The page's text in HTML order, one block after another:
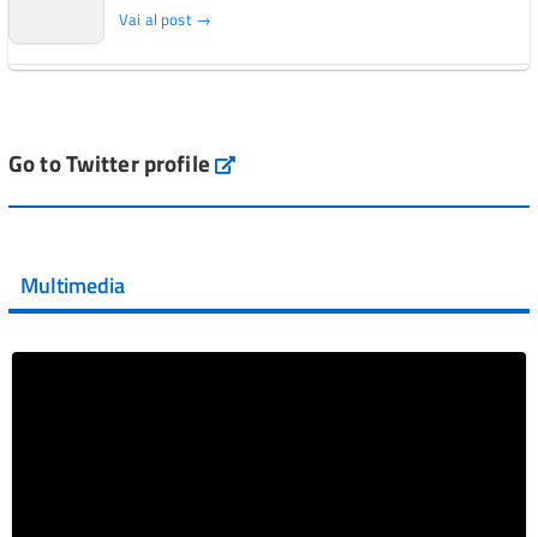
Vai al post →
Vai al post →
Vai al post →
Go to Twitter profile aifa_ufficiale
Multimedia